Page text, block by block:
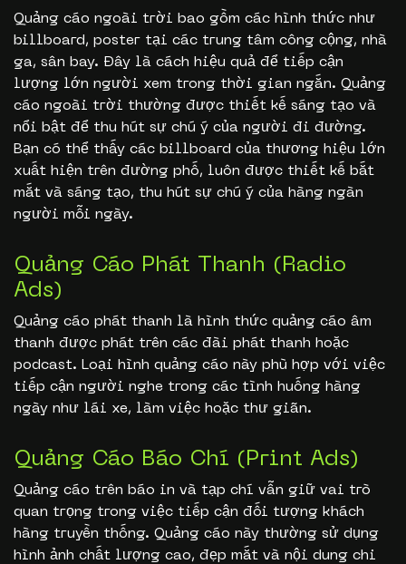
Quảng cáo ngoài trời bao gồm các hình thức như
billboard, poster tại các trung tâm công cộng, nhà
ga, sân bay. Đây là cách hiệu quả để tiếp cận
lượng lớn người xem trong thời gian ngắn. Quảng
cáo ngoài trời thường được thiết kế sáng tạo và
nổi bật để thu hút sự chú ý của người đi đường.
Bạn có thể thấy các billboard của thương hiệu lớn
xuất hiện trên đường phố, luôn được thiết kế bắt
mắt và sáng tạo, thu hút sự chú ý của hàng ngàn
người mỗi ngày.
Quảng Cáo Phát Thanh (Radio
Ads)
Quảng cáo phát thanh là hình thức quảng cáo âm
thanh được phát trên các đài phát thanh hoặc
podcast. Loại hình quảng cáo này phù hợp với việc
tiếp cận người nghe trong các tình huống hàng
ngày như lái xe, làm việc hoặc thư giãn.
Quảng Cáo Báo Chí (Print Ads)
Quảng cáo trên báo in và tạp chí vẫn giữ vai trò
quan trọng trong việc tiếp cận đối tượng khách
hàng truyền thống. Quảng cáo này thường sử dụng
hình ảnh chất lượng cao, đẹp mắt và nội dung chi